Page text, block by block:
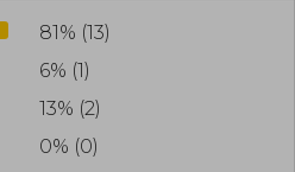
81% (13)
6% (1)
13% (2)
0% (0)